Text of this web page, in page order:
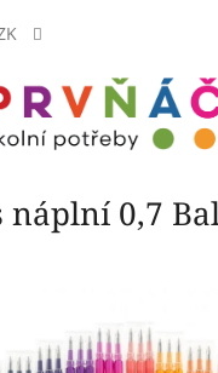
náplní 0,7